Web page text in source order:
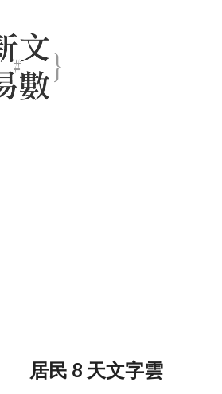
居民 8 天文字雲